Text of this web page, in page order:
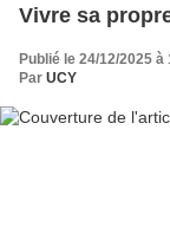
Vivre sa
Publié le 24/12/2025 à
Par UCY